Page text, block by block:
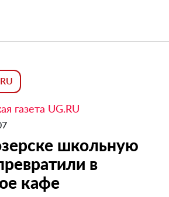
газета UG.RU
школьную
в
кафе